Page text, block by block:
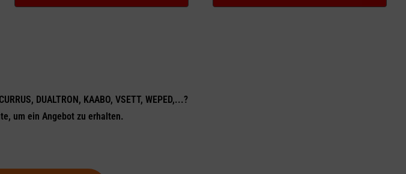
DUALTRON, KAABO, VSETT, WEPED,...?
um ein Angebot zu erhalten.